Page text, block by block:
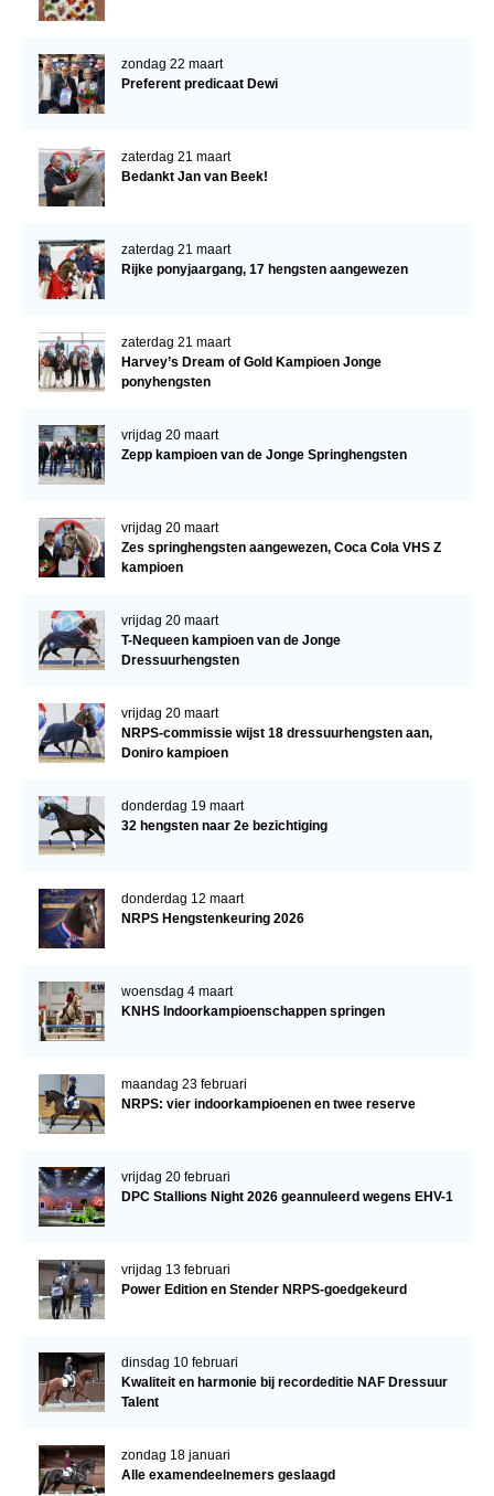
zondag 22 maart
Preferent predicaat Dewi
zaterdag 21 maart
Bedankt Jan van Beek!
zaterdag 21 maart
Rijke ponyjaargang, 17 hengsten aangewezen
zaterdag 21 maart
Harvey’s Dream of Gold Kampioen Jonge
ponyhengsten
vrijdag 20 maart
Zepp kampioen van de Jonge Springhengsten
vrijdag 20 maart
Zes springhengsten aangewezen, Coca Cola VHS Z
kampioen
vrijdag 20 maart
T-Nequeen kampioen van de Jonge
Dressuurhengsten
vrijdag 20 maart
NRPS-commissie wijst 18 dressuurhengsten aan,
Doniro kampioen
donderdag 19 maart
32 hengsten naar 2e bezichtiging
donderdag 12 maart
NRPS Hengstenkeuring 2026
woensdag 4 maart
KNHS Indoorkampioenschappen springen
maandag 23 februari
NRPS: vier indoorkampioenen en twee reserve
vrijdag 20 februari
DPC Stallions Night 2026 geannuleerd wegens EHV-1
vrijdag 13 februari
Power Edition en Stender NRPS-goedgekeurd
dinsdag 10 februari
Kwaliteit en harmonie bij recordeditie NAF Dressuur
Talent
zondag 18 januari
Alle examendeelnemers geslaagd